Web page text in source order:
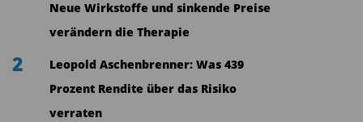
Hilfswerk Franziskaner Helfen.
Absoluter Zukunftsmarkt
Neue Wirkstoffe und sinkende Preise
verändern die Therapie
2
Leopold Aschenbrenner: Was 439
Prozent Rendite über das Risiko
verraten